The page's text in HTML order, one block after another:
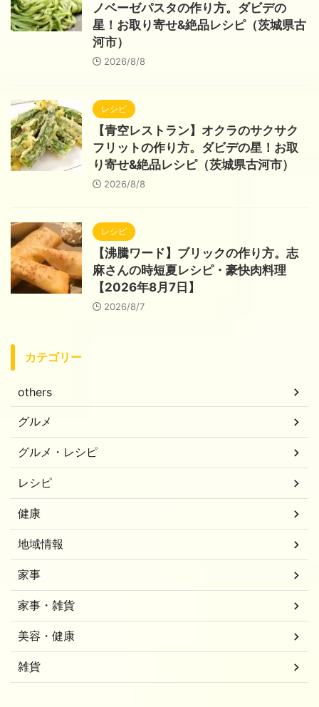
ノベーゼパスタの作り方。ダビデの
星！お取り寄せ&絶品レシピ（茨城県古
河市）
2026/8/8
レシピ
【青空レストラン】オクラのサクサク
フリットの作り方。ダビデの星！お取
り寄せ&絶品レシピ（茨城県古河市）
2026/8/8
レシピ
【沸騰ワード】ブリックの作り方。志
麻さんの時短夏レシピ・豪快肉料理
【2026年8月7日】
2026/8/7
カテゴリー
others
グルメ
グルメ・レシピ
レシピ
健康
地域情報
家事
家事・雑貨
美容・健康
雑貨